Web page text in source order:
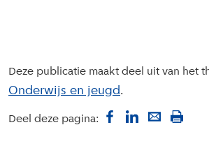
Deze publicatie maakt deel uit van het
Onderwijs en jeugd
Deel deze pagina: